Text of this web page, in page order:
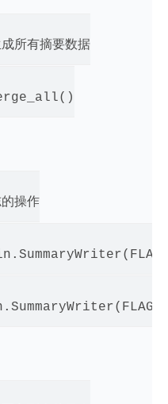
所有摘要数据
操作